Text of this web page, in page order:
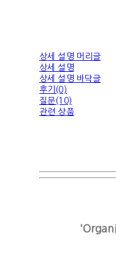
상세 설명 머리글
상세 설명
상세 설명 바닥글
후기(0)
질문(10)
관련 상품